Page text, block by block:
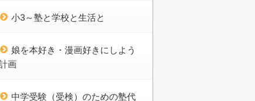
小3～塾と学校と生活と
娘を本好き・漫画好きにしよう
画
中学受験（受検）のための塾代